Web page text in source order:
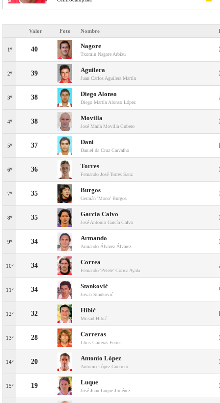
Valor Foto Nombre
1º 40 Nagore
Txomin Nagore Arbizu
2º 39 Aguilera
Juan Carlos Aguilera Martín
3º 38 Diego Alonso
Diego Martín Alonso López
4º 38 Movilla
José María Movilla Cubero
5º 37 Dani
Daniel da Cruz Carvalho
6º 36 Torres
Fernando José Torres Sanz
7º 35 Burgos
Germán 'Mono' Burgos
8º 35 García Calvo
José Antonio García Calvo
9º 34 Armando
Armando Álvarez Álvarez
10º 34 Correa
Fernando 'Petete' Correa Ayala
11º 34 Stanković
Jovan Stanković
12º 32 Hibić
Mirsad Hibić
13º 28 Carreras
Lluis Carreras Ferrer
14º 20 Antonio López
Antonio López Guerrero
15º 19 Luque
José Juan Luque Jiménez